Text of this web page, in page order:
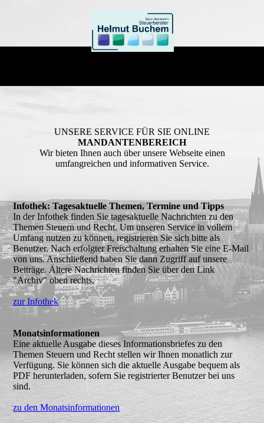
UNSERE SERVICE FÜR SIE ONLINE
MANDANTENBEREICH
Wir bieten Ihnen auch über unsere Webseite einen
umfangreichen und informativen Service.
Infothek: Tagesaktuelle Themen, Termine und Tipps
In der Infothek finden Sie tagesaktuelle Nachrichten zu den
Themen Steuern und Recht. Um unseren Service in vollem
Umfang nutzen zu können, registrieren Sie sich bitte als
Benutzer. Nach erfolgter Freischaltung erhalten Sie eine E-Mail
von uns. Anschließend haben Sie dann Zugriff auf unsere
Beiträge. Ältere Nachrichten finden Sie über den Link
"Archiv" oben rechts.
zur Infothek
Monatsinformationen
Eine aktuelle Ausgabe dieses Informationsbriefes zu den
Themen Steuern und Recht stellen wir Ihnen monatlich zur
Verfügung. Sie können sich die aktuelle Ausgabe bequem als
PDF herunterladen, sofern Sie registrierter Benutzer bei uns
sind.
zu den Monatsinformationen